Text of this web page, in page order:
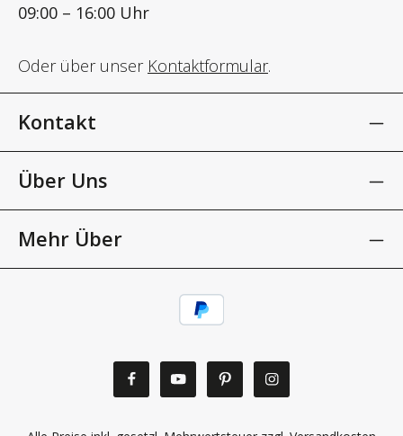
09:00 – 16:00 Uhr
Oder über unser Kontaktformular.
Kontakt
Über Uns
Mehr Über